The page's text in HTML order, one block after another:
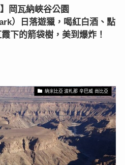
岡瓦納峽谷公園
）日落遊獵，喝紅白酒、點
下的箭袋樹，美到爆炸！
納米比亞 波札那 辛巴威 尚比亞